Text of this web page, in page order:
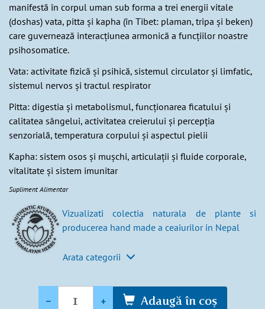
manifestă în corpul uman sub forma a trei energii vitale
(doshas) vata, pitta și kapha (în Tibet: plaman, tripa și beken)
care guvernează interacțiunea armonică a funcțiilor noastre
psihosomatice.
Vata: activitate fizică și psihică, sistemul circulator și limfatic,
sistemul nervos și tractul respirator
Pitta: digestia și metabolismul, funcționarea ficatului și
calitatea sângelui, activitatea creierului și percepția
senzorială, temperatura corpului și aspectul pielii
Kapha: sistem osos și mușchi, articulații și fluide corporale,
vitalitate și sistem imunitar
Supliment Alimentar
Vizualizati colectia naturala de plante si
producerea hand made a ceaiurilor in Nepal
Arata categorii
- + Adaugă în coş